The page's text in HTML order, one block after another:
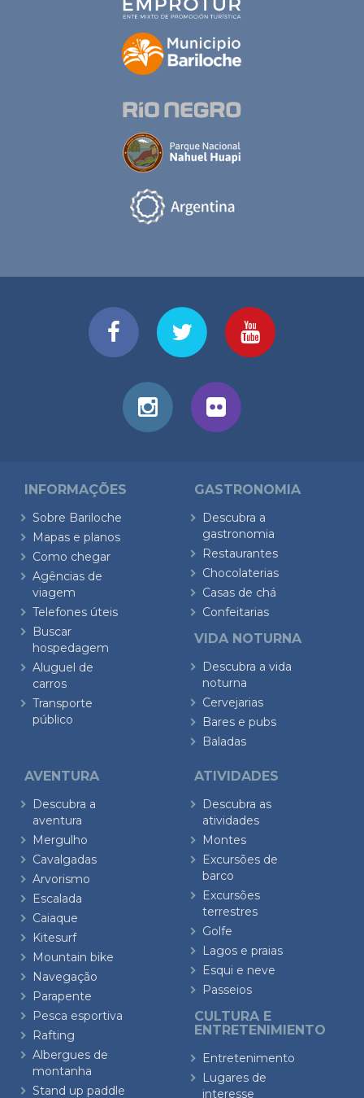
INFORMAÇÕES
Sobre Bariloche
Mapas e planos
Como chegar
Agências de
viagem
Telefones úteis
Buscar
hospedagem
Aluguel de
carros
Transporte
público
GASTRONOMIA
Descubra a
gastronomia
Restaurantes
Chocolaterias
Casas de chá
Confeitarias
VIDA NOTURNA
Descubra a vida
noturna
Cervejarias
Bares e pubs
Baladas
AVENTURA
Descubra a
aventura
Mergulho
Cavalgadas
Arvorismo
Escalada
Caiaque
Kitesurf
Mountain bike
Navegação
Parapente
Pesca esportiva
Rafting
Albergues de
montanha
Stand up paddle
ATIVIDADES
Descubra as
atividades
Montes
Excursões de
barco
Excursões
terrestres
Golfe
Lagos e praias
Esqui e neve
Passeios
CULTURA E
ENTRETENIMIENTO
Entretenimento
Lugares de
interesse